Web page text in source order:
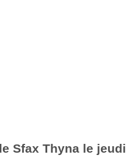
Sfax Thyna le jeudi